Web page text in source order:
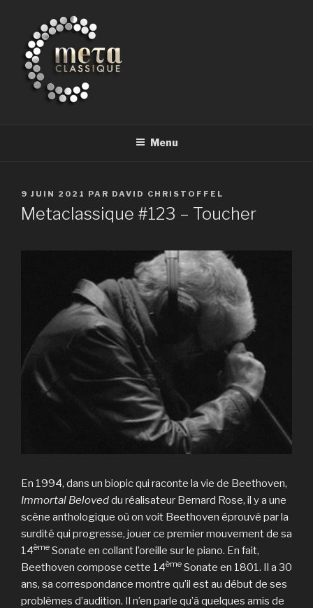
contenu
principal
Menu
PUBLIÉ
LE
9 JUIN 2021 PAR DAVID CHRISTOFFEL
Metaclassique #123 – Toucher
En 1994, dans un biopic qui raconte la vie de Beethoven,
Immortal Beloveddu réalisateur Bernard Rose, il y a une
scène anthologique où on voit Beethoven éprouvé par la
surdité qui progresse, jouer ce premier mouvement de sa
14ème Sonate en collant l’oreille sur le piano. En fait,
Beethoven compose cette 14ème Sonate en 1801. Il a 30
ans, sa correspondance montre qu’il est au début de ses
problèmes d’audition. Il n’en parle qu’à quelques amis de